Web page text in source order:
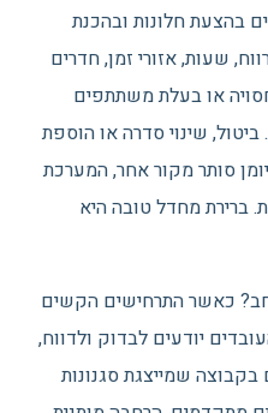
בהצעת חלונות ובהכנת
שעות, אזורי זמן, חדרים
או בעלת משתתפים
שינוי סדרה או הוספת
סותר מקור אחר, המערכת
ברירת מחדל טובה היא
כאשר התרחישים הקשים
יודעים לבדוק ולדווח,
שמייצגת סגנונות